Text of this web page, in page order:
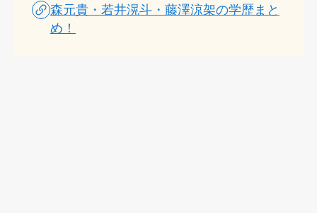
森元貴・若井滉斗・藤澤涼架の学歴まと
め！